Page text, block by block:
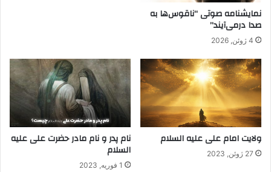
نمایشنامه صوتی “ناقوس‌ها به
صدا در‌می‌آیند”
4 ژوئن, 2026
ولایت امام علی علیه السلام
27 ژوئن, 2023
نام پدر و نام مادر حضرت علی علیه
السلام
1 فوریه, 2023